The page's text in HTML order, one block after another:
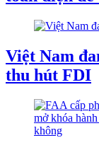
Việt Nam
thu hút FDI